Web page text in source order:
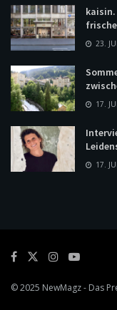
23.
17.
17.
© 2025 NewMagz- Das